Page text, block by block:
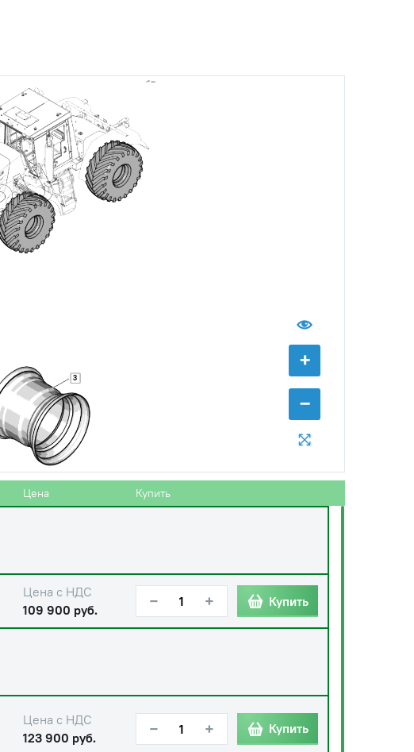
+
−
3
Цена Купить
Цена с НДС
109 900 руб.
− + Купить
Цена с НДС
123 900 руб.
− + Купить